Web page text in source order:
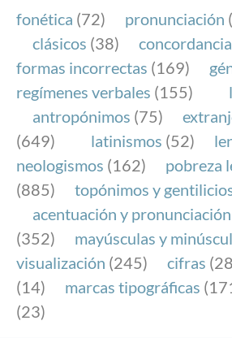
fonética (72) pronunciación
clásicos (38)
formas incorrectas (169)
regímenes verbales (155)
antropónimos (75)
(649)
latinismos (52)
neologismos (162) pobreza
(885)
topónimos y
acentuación y pronunciación
(352)
mayúsculas y
visualización (245) cifras
(14)
marcas tipográficas
(23)